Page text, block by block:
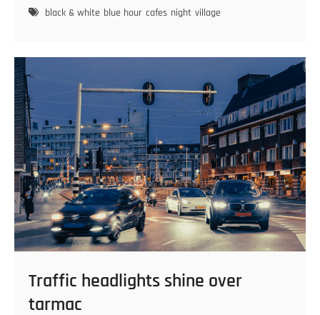
French
black & white blue hour cafes night village
Traffic headlights shine over
tarmac